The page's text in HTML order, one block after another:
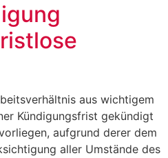
aus wichtigem
Kündigungsfrist gekündigt
aufgrund derer dem
aller Umstände des